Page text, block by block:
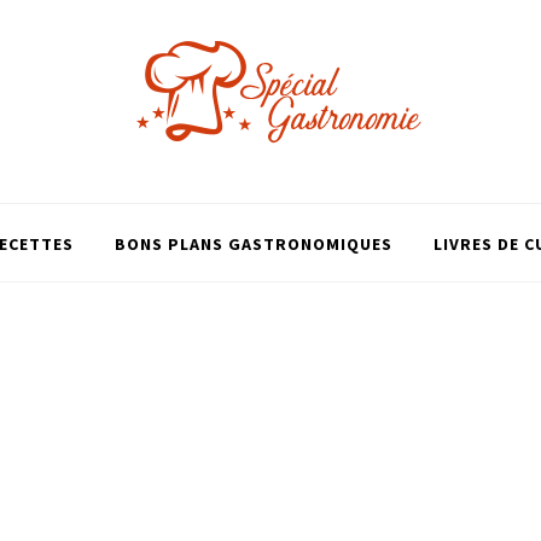
BONS PLANS GASTRONOMIQUES LIVRES DE